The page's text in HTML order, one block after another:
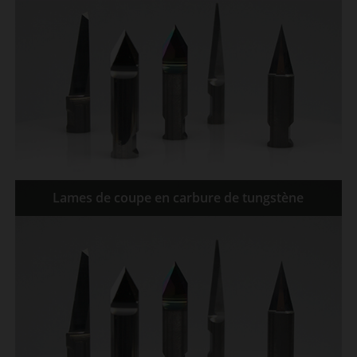
Lames de coupe en carbure de tungstène